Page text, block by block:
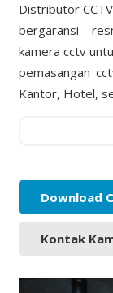
Distributor
bergaransi
kamera cctv
pemasangan
Kantor, Hotel,
Download
Kontak